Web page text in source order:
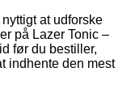
at udforske
på Lazer Tonic –
før du bestiller,
indhente den mest